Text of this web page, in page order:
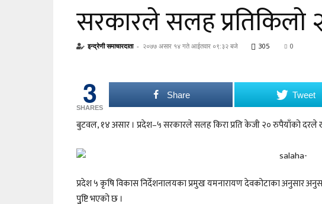
सरकारले सलह प्रतिकिलो
इन्द्रेणी समाचारदाता - २०७७ असार १४ गते आईतवार ०९:३२ बजे 305 0
3
SHARES
Share Tweet
बुटवल, १४ असार । प्रदेश–५ सरकारले सलह किरा प्रति केजी २० रुपैयाँको दरले
प्रदेश ५ कृषि विकास निर्देशनालयका प्रमुख यमनारायण देवकोटाका अनुसार
पुुष्टि भएको छ ।